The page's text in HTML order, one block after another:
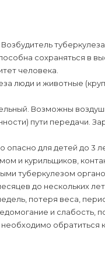
сохраняться в
человека.
люди и животные
Возможны
пути передачи.
для детей до 3
и курильщиков,
туберкулезом
до нескольких лет.
потеря веса,
и слабость,
обратиться к